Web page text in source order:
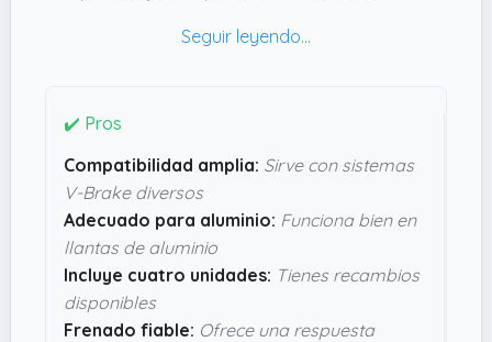
estas zapatas, con una longitud de
enNegro
hecho de que vengan cuatro unidades es un
punto a favor para tener recambios a mano. Sin
duda, merece la pena si buscas algo práctico y
sin líos para mantener tus frenos en forma.
✔️ Pros
Compatibilidad amplia: Sirve con sistemas
V-Brake diversos
Adecuado para aluminio: Funciona bien en
llantas de aluminio
Incluye cuatro unidades: Tienes recambios
disponibles
Frenado fiable: Ofrece una respuesta